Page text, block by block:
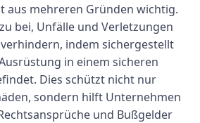
aus mehreren Gründen wichtig.
bei, Unfälle und Verletzungen
indem sichergestellt
in einem sicheren
Dies schützt nicht nur
sondern hilft Unternehmen
und Bußgelder